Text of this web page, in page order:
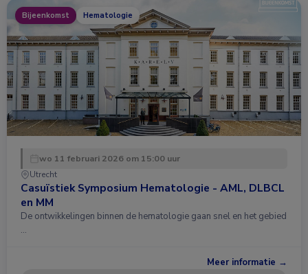
Bijeenkomst Hematologie
wo 11 februari 2026 om 15:00 uur
Utrecht
Casuïstiek Symposium Hematologie - AML, DLBCL
en MM
De ontwikkelingen binnen de hematologie gaan snel en het gebied
…
Meer informatie →